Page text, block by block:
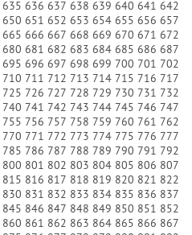
635 636 637 638 639 640 641 642
650 651 652 653 654 655 656 657
665 666 667 668 669 670 671 672
680 681 682 683 684 685 686 687
695 696 697 698 699 700 701 702
710 711 712 713 714 715 716 717
725 726 727 728 729 730 731 732
740 741 742 743 744 745 746 747
755 756 757 758 759 760 761 762
770 771 772 773 774 775 776 777
785 786 787 788 789 790 791 792
800 801 802 803 804 805 806 807
815 816 817 818 819 820 821 822
830 831 832 833 834 835 836 837
845 846 847 848 849 850 851 852
860 861 862 863 864 865 866 867